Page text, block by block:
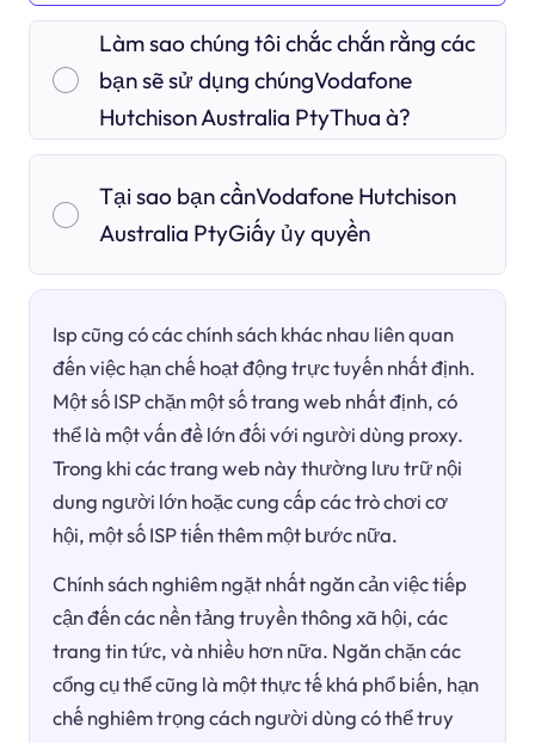
Làm sao chúng tôi chắc chắn rằng các
bạn sẽ sử dụng chúngVodafone
Hutchison Australia PtyThua à?
Tại sao bạn cầnVodafone Hutchison
Australia PtyGiấy ủy quyền
Isp cũng có các chính sách khác nhau liên quan
đến việc hạn chế hoạt động trực tuyến nhất định.
Một số ISP chặn một số trang web nhất định, có
thể là một vấn đề lớn đối với người dùng proxy.
Trong khi các trang web này thường lưu trữ nội
dung người lớn hoặc cung cấp các trò chơi cơ
hội, một số ISP tiến thêm một bước nữa.
Chính sách nghiêm ngặt nhất ngăn cản việc tiếp
cận đến các nền tảng truyền thông xã hội, các
trang tin tức, và nhiều hơn nữa. Ngăn chặn các
cổng cụ thể cũng là một thực tế khá phổ biến, hạn
chế nghiêm trọng cách người dùng có thể truy